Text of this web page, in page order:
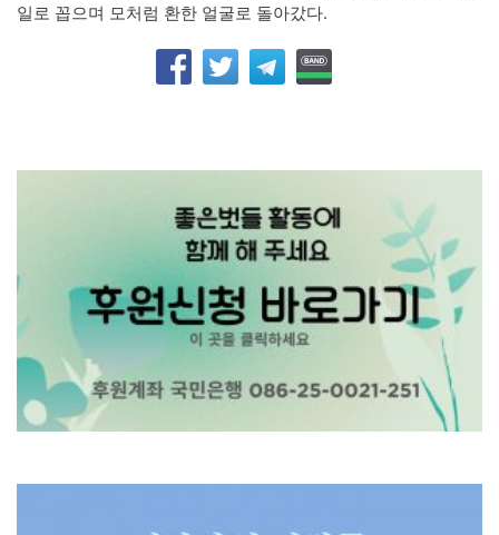
일로 꼽으며 모처럼 환한 얼굴로 돌아갔다.